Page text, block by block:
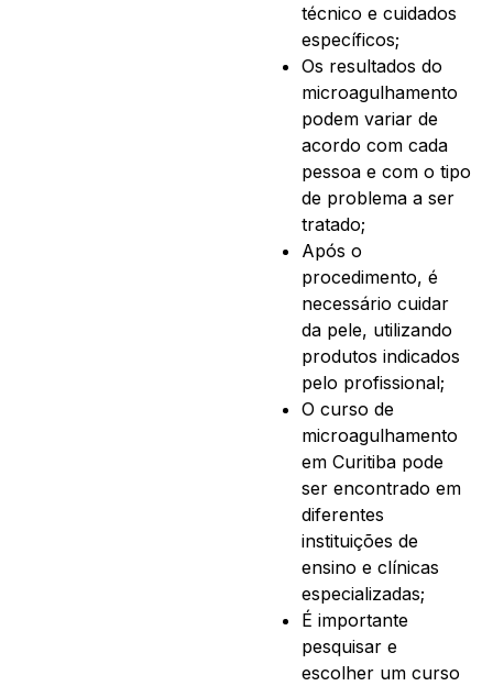
técnico e cuidados
específicos;
Os resultados do
microagulhamento
podem variar de
acordo com cada
pessoa e com o tipo
de problema a ser
tratado;
Após o
procedimento, é
necessário cuidar
da pele, utilizando
produtos indicados
pelo profissional;
O curso de
microagulhamento
em Curitiba pode
ser encontrado em
diferentes
instituições de
ensino e clínicas
especializadas;
É importante
pesquisar e
escolher um curso